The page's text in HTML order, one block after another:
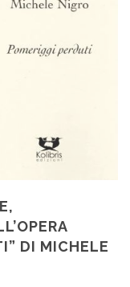
DI MICHELE